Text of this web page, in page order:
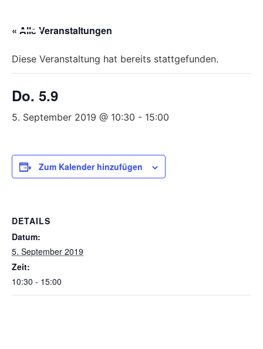
Sie,
diese
ein
verwendet.
« Alle Veranstaltungen
Diese Veranstaltung hat bereits stattgefunden.
Do. 5.9
5. September 2019 @ 10:30 - 15:00
Zum Kalender hinzufügen
DETAILS
Datum:
5. September 2019
Zeit:
10:30 - 15:00